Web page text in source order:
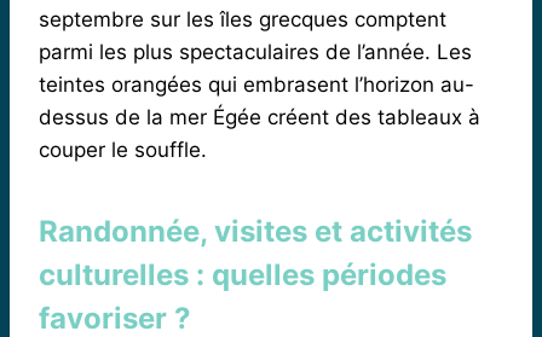
septembre sur les îles grecques comptent
parmi les plus spectaculaires de l’année. Les
teintes orangées qui embrasent l’horizon au-
dessus de la mer Égée créent des tableaux à
couper le souffle.
Randonnée, visites et activités
culturelles : quelles périodes
favoriser ?